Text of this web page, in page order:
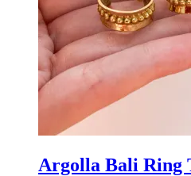
Argolla Bali Ring